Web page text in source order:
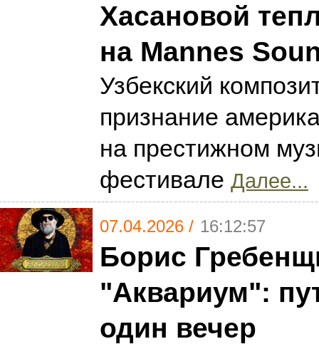
Хасановой
на Mannes
Узбекский
признание
на престижном
фестивале Далее...
07.04.2026 / 16:12:57
Борис
"Аквариум":
один вечер